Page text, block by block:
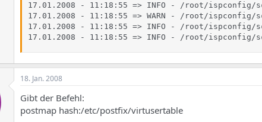
17.01.2008 - 11:18:55 => INFO - /root/
17.01.2008 - 11:18:55 => WARN - /root/
17.01.2008 - 11:18:55 => INFO - /root/
17.01.2008 - 11:18:55 => INFO - /root/
18. Jan. 2008
Gibt der Befehl:
postmap hash:/etc/postfix/virtusertable